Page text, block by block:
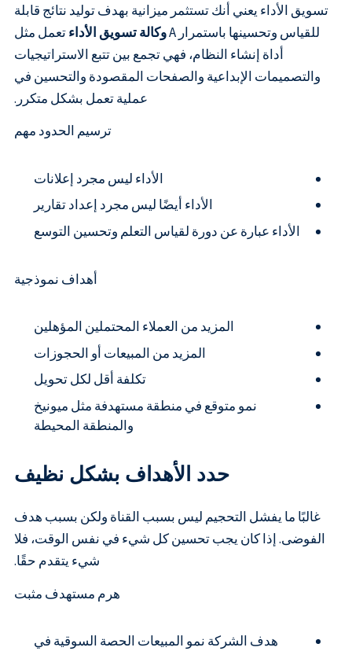
تسويق الأداء يعني أنك تستثمر ميزانية بهدف توليد نتائج قابلة
للقياس وتحسينها باستمرار A وكالة تسويق الأداءتعمل مثل
أداة إنشاء النظام، فهي تجمع بين تتبع الاستراتيجيات
والتصميمات الإبداعية والصفحات المقصودة والتحسين في
عملية تعمل بشكل متكرر.
ترسيم الحدود مهم
الأداء ليس مجرد إعلانات
الأداء أيضًا ليس مجرد إعداد تقارير
الأداء عبارة عن دورة لقياس التعلم وتحسين التوسع
أهداف نموذجية
المزيد من العملاء المحتملين المؤهلين
المزيد من المبيعات أو الحجوزات
تكلفة أقل لكل تحويل
نمو متوقع في منطقة مستهدفة مثل ميونيخ
والمنطقة المحيطة
حدد الأهداف بشكل نظيف
غالبًا ما يفشل التحجيم ليس بسبب القناة ولكن بسبب هدف
الفوضى. إذا كان يجب تحسين كل شيء في نفس الوقت، فلا
شيء يتقدم حقًا.
هرم مستهدف مثبت
هدف الشركة نمو المبيعات الحصة السوقية في